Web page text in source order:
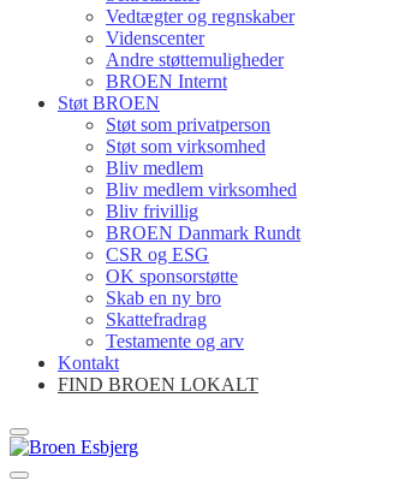
Vedtægter og regnskaber
Videnscenter
Andre støttemuligheder
BROEN Internt
Støt BROEN
Støt som privatperson
Støt som virksomhed
Bliv medlem
Bliv medlem virksomhed
Bliv frivillig
BROEN Danmark Rundt
CSR og ESG
OK sponsorstøtte
Skab en ny bro
Skattefradrag
Testamente og arv
Kontakt
FIND BROEN LOKALT